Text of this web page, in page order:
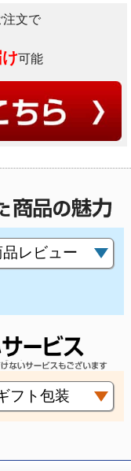
注文で
可能
品レビュー
フト包装